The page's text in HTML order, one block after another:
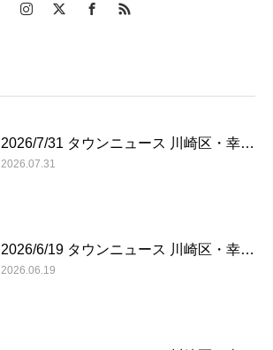
2026/7/31 タウンニュース 川崎区・幸…
2026.07.31
2026/6/19 タウンニュース 川崎区・幸…
2026.06.19